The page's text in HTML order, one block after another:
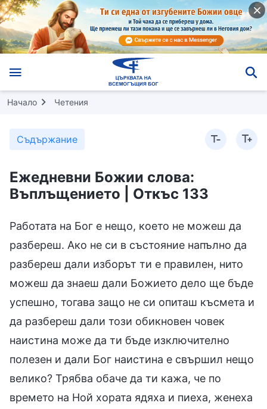
Начало Четения
Съдържание
Ежедневни Божии слова:
Въплъщението | Откъс 133
Работата на Бог е нещо, което не можеш да
разбереш. Ако не си в състояние напълно да
разбереш дали изборът ти е правилен, нито
можеш да знаеш дали Божието дело ще бъде
успешно, тогава защо не си опиташ късмета и
да разбереш дали този обикновен човек
наистина може да ти бъде изключително
полезен и дали Бог наистина е свършил нещо
велико? Трябва обаче да ти кажа, че по
времето на Ной хората ядяха и пиеха, женеха